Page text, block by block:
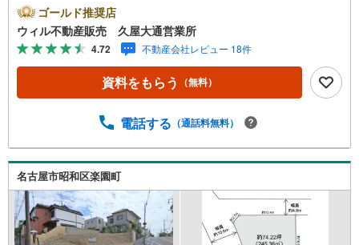
時まで”毎日”営業しています。事前にご予約頂きましたら営
業時間外でのご内覧もご対応いたします。＼本物件の他に
も気になる物件がある方へ/不動産業者間で不動産情報が共
有されているので、名古屋市全域や、その他隣接エリアで
もご内覧が可能です！ 【ウィル不動産販売 久屋大通営業
所】◎地下鉄東山線「栄」駅7A出口から徒歩1分、名城線
ズスペースあり◎営業時間 10:00～19:00（定休日無し） 上
軽にご連絡下さい！現地を見学される場合は「室内・現地
を見学する（無料）」ボタンよりご希望の日時をご記入い
ただけますとスムーズにご案内が可能です。
ゴールド推奨店
ウィル不動産販売 久屋大通営業所
4.72 不動産会社レビュー 18件
資料をもらう （無料）
電話する （通話料無料）
名古屋市昭和区楽園町